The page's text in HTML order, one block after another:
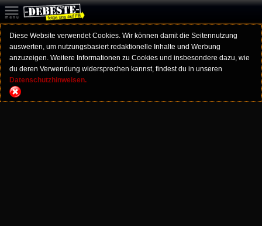
Diese Website verwendet Cookies. Wir können damit die Seitennutzung
auswerten, um nutzungsbasiert redaktionelle Inhalte und Werbung
anzuzeigen. Weitere Informationen zu Cookies und insbesondere dazu, wie
du deren Verwendung widersprechen kannst, findest du in unseren
Datenschutzhinweisen.